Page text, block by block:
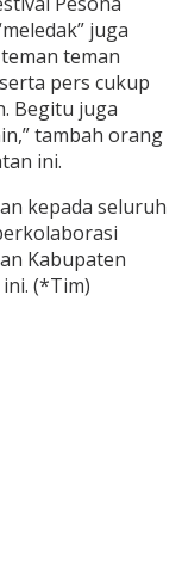
juga
teman
pers cukup
Begitu juga
tambah orang
ini.
kepada seluruh
Kabupaten
(*Tim)